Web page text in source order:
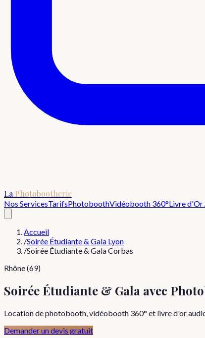
La Photobootherie
Nos ServicesTarifsPhotoboothVidéobooth 360°Livre d'Or
Accueil
/Soirée Étudiante & Gala Lyon
/Soirée Étudiante & Gala Corbas
Rhône (69)
Soirée Étudiante & Gala avec
Location de photobooth, vidéobooth 360° et livre d'or
Demander un devis gratuit